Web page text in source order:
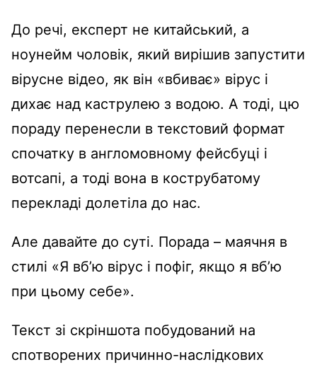
До речі, експерт не китайський, а
ноунейм чоловік, який вирішив запустити
вірусне відео, як він «вбиває» вірус і
дихає над каструлею з водою. А тоді, цю
пораду перенесли в текстовий формат
спочатку в англомовному фейсбуці і
вотсапі, а тоді вона в кострубатому
перекладі долетіла до нас.
Але давайте до суті. Порада – маячня в
стилі «Я вб’ю вірус і пофіг, якщо я вб’ю
при цьому себе».
Текст зі скріншота побудований на
спотворених причинно-наслідкових